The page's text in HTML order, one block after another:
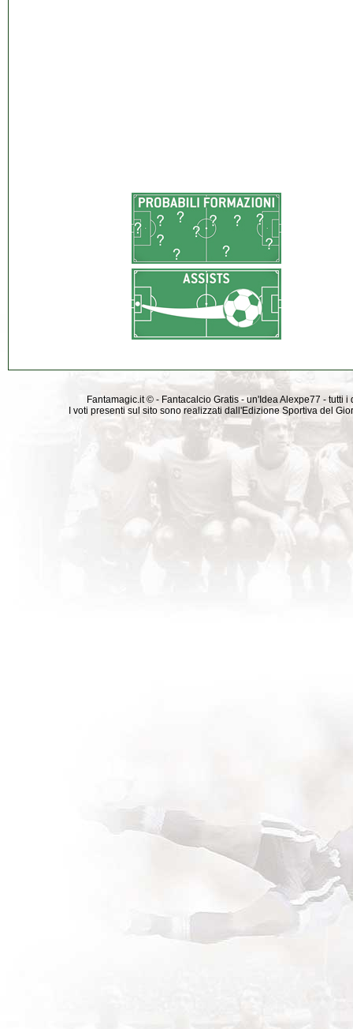
Fantamagic.it © - Fantacalcio Gratis - un'Idea Alexpe77 -
I voti presenti sul sito sono realizzati dall'Edizione Sportiva del